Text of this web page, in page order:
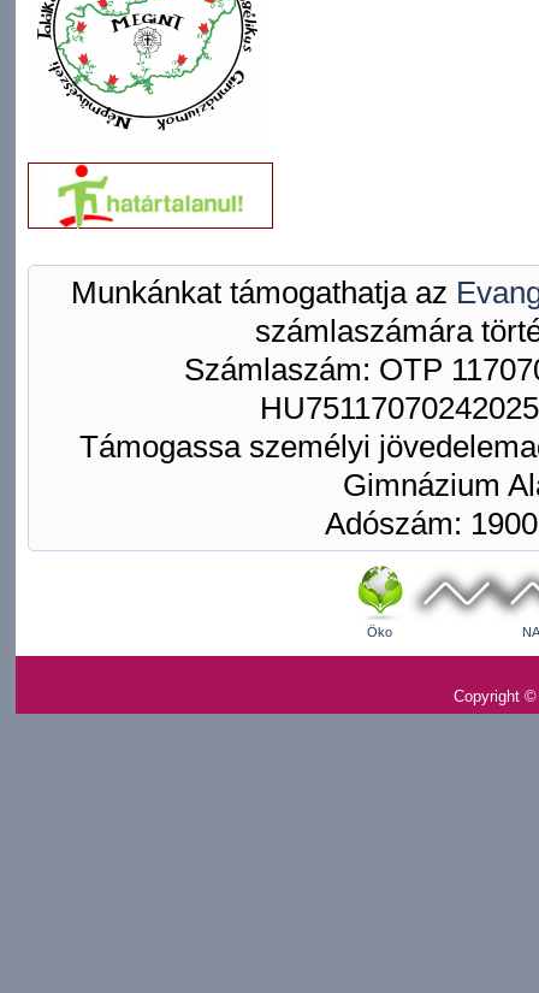
Munkánkat támogathatja az
számlaszámára
Számlaszám: OTP
Támogassa személyi
Gimnázium
Adószám:
Öko
Copyright